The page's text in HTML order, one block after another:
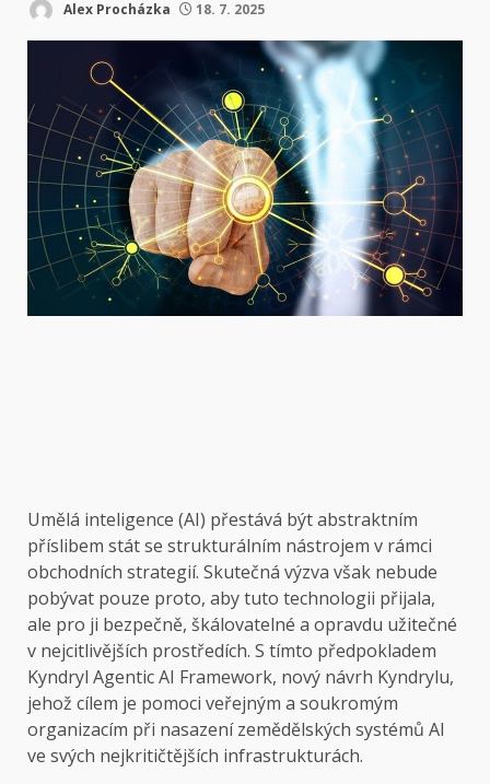
Alex Procházka 18. 7. 2025
Umělá inteligence (AI) přestává být abstraktním
příslibem stát se strukturálním nástrojem v rámci
obchodních strategií. Skutečná výzva však nebude
pobývat pouze proto, aby tuto technologii přijala,
ale pro ji bezpečně, škálovatelné a opravdu užitečné
v nejcitlivějších prostředích. S tímto předpokladem
Kyndryl Agentic AI Framework, nový návrh Kyndrylu,
jehož cílem je pomoci veřejným a soukromým
organizacím při nasazení zemědělských systémů AI
ve svých nejkritičtějších infrastrukturách.